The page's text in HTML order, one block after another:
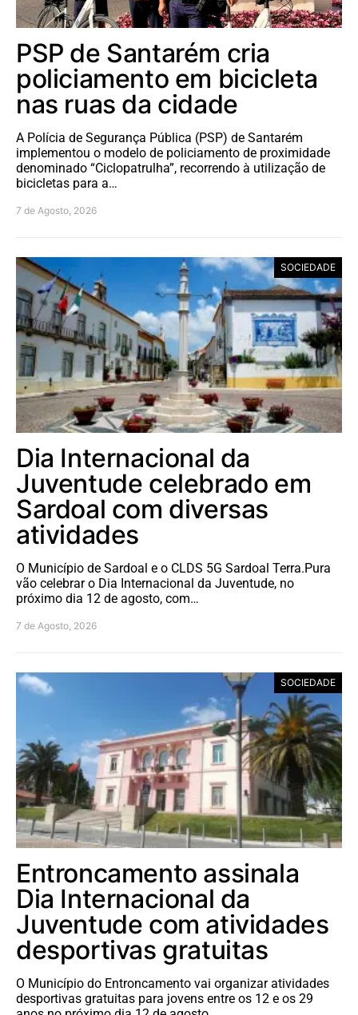
PSP de Santarém cria
policiamento em bicicleta
nas ruas da cidade
A Polícia de Segurança Pública (PSP) de Santarém
implementou o modelo de policiamento de proximidade
denominado “Ciclopatrulha”, recorrendo à utilização de
bicicletas para a…
7 de Agosto, 2026
SOCIEDADE
Dia Internacional da
Juventude celebrado em
Sardoal com diversas
atividades
O Município de Sardoal e o CLDS 5G Sardoal Terra.Pura
vão celebrar o Dia Internacional da Juventude, no
próximo dia 12 de agosto, com…
7 de Agosto, 2026
SOCIEDADE
Entroncamento assinala
Dia Internacional da
Juventude com atividades
desportivas gratuitas
O Município do Entroncamento vai organizar atividades
desportivas gratuitas para jovens entre os 12 e os 29